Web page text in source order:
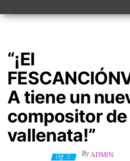
“¡El
A tiene un
compositor
vallenata!”
Off By ADMIN